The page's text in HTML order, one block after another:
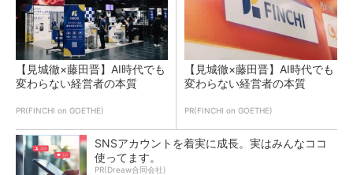
【見城徹×藤田晋】AI時代でも
変わらない経営者の本質
PR(FINCHI on GOETHE)
【見城徹×藤田晋】AI時代でも
変わらない経営者の本質
PR(FINCHI on GOETHE)
SNSアカウントを着実に成長。実はみんなココ
使ってます。
PR(Dreaw合同会社)